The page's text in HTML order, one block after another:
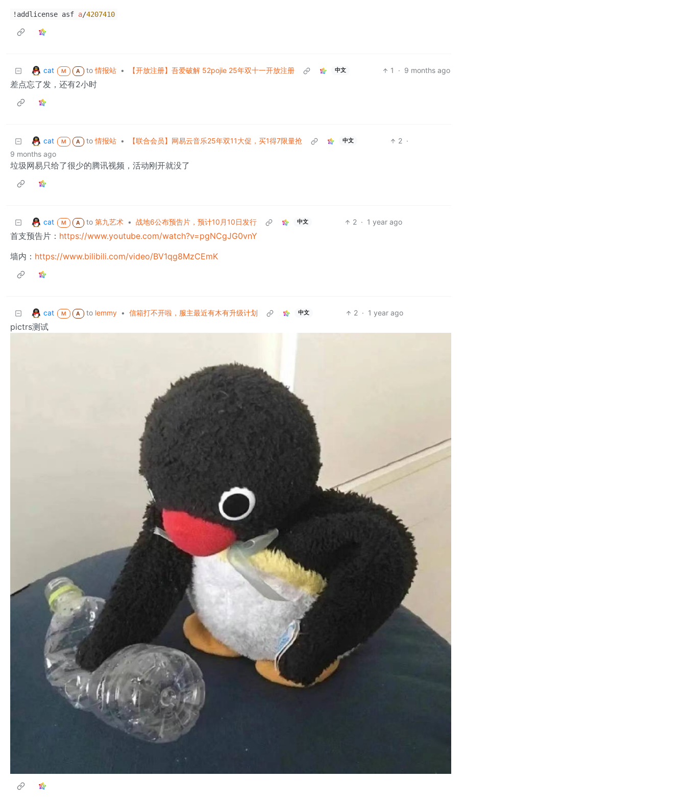
!addlicense asf a/4207410
cat M A to 情报站 • 【开放注册】吾爱破解 52pojie 25年双十一开放注册 中文 1 · 9 months ago
差点忘了发，还有2小时
cat M A to 情报站 • 【联合会员】网易云音乐25年双11大促，买1得7限量抢 中文 2 ·
9 months ago
垃圾网易只给了很少的腾讯视频，活动刚开就没了
cat M A to 第九艺术 • 战地6公布预告片，预计10月10日发行 中文 2 · 1 year ago
首支预告片： https://www.youtube.com/watch?v=pgNCgJG0vnY
墙内： https://www.bilibili.com/video/BV1qg8MzCEmK
cat M A to lemmy • 信箱打不开啦，服主最近有木有升级计划 中文 2 · 1 year ago
pictrs测试